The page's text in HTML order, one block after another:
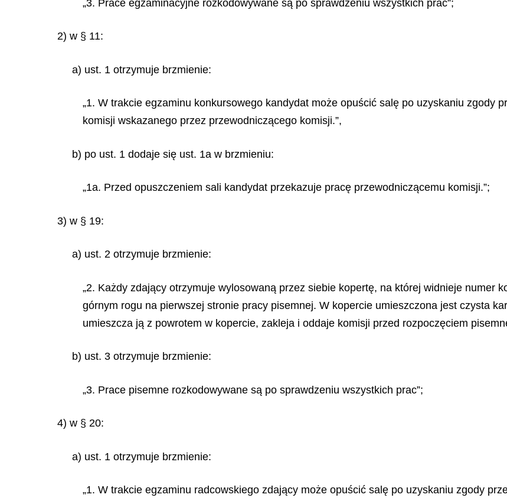
„3. Prace egzaminacyjne rozkodowywane są po sprawdzeniu wszystkich prac”;
2) w § 11:
a) ust. 1 otrzymuje brzmienie:
„1. W trakcie egzaminu konkursowego kandydat może opuścić salę po uzyskaniu zgody
komisji wskazanego przez przewodniczącego komisji.”,
b) po ust. 1 dodaje się ust. 1a w brzmieniu:
„1a. Przed opuszczeniem sali kandydat przekazuje pracę przewodniczącemu komisji.”;
3) w § 19:
a) ust. 2 otrzymuje brzmienie:
„2. Każdy zdający otrzymuje wylosowaną przez siebie kopertę, na której widnieje numer
górnym rogu na pierwszej stronie pracy pisemnej. W kopercie umieszczona jest czysta
umieszcza ją z powrotem w kopercie, zakleja i oddaje komisji przed rozpoczęciem
b) ust. 3 otrzymuje brzmienie:
„3. Prace pisemne rozkodowywane są po sprawdzeniu wszystkich prac”;
4) w § 20:
a) ust. 1 otrzymuje brzmienie:
„1. W trakcie egzaminu radcowskiego zdający może opuścić salę po uzyskaniu zgody